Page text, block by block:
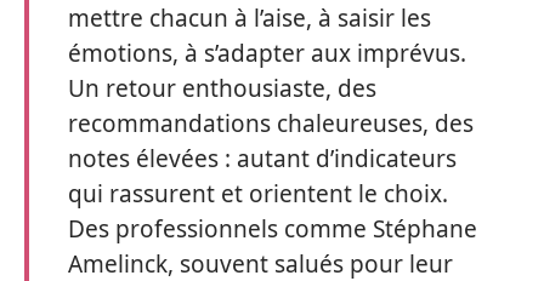
mettre chacun à l’aise, à saisir les
émotions, à s’adapter aux imprévus.
Un retour enthousiaste, des
recommandations chaleureuses, des
notes élevées : autant d’indicateurs
qui rassurent et orientent le choix.
Des professionnels comme Stéphane
Amelinck, souvent salués pour leur